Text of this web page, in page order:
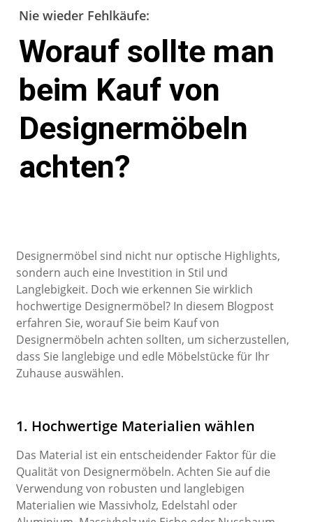
Nie wieder Fehlkäufe:
Worauf sollte man
beim Kauf von
Designermöbeln
achten?
Designermöbel sind nicht nur optische Highlights,
sondern auch eine Investition in Stil und
Langlebigkeit. Doch wie erkennen Sie wirklich
hochwertige Designermöbel? In diesem Blogpost
erfahren Sie, worauf Sie beim Kauf von
Designermöbeln achten sollten, um sicherzustellen,
dass Sie langlebige und edle Möbelstücke für Ihr
Zuhause auswählen.
1. Hochwertige Materialien wählen
Das Material ist ein entscheidender Faktor für die
Qualität von Designermöbeln. Achten Sie auf die
Verwendung von robusten und langlebigen
Materialien wie Massivholz, Edelstahl oder